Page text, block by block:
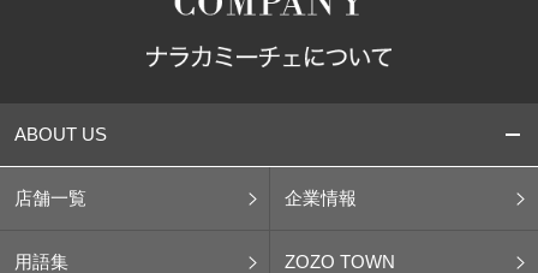
ABOUT US
店舗一覧 企業情報
用語集 ZOZO TOWN